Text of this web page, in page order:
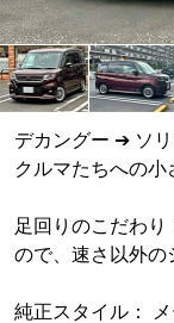
デカングー ➔ ソ
クルマたちへの小
足回りのこだわ
ので、速さ以外の
純正スタイル：